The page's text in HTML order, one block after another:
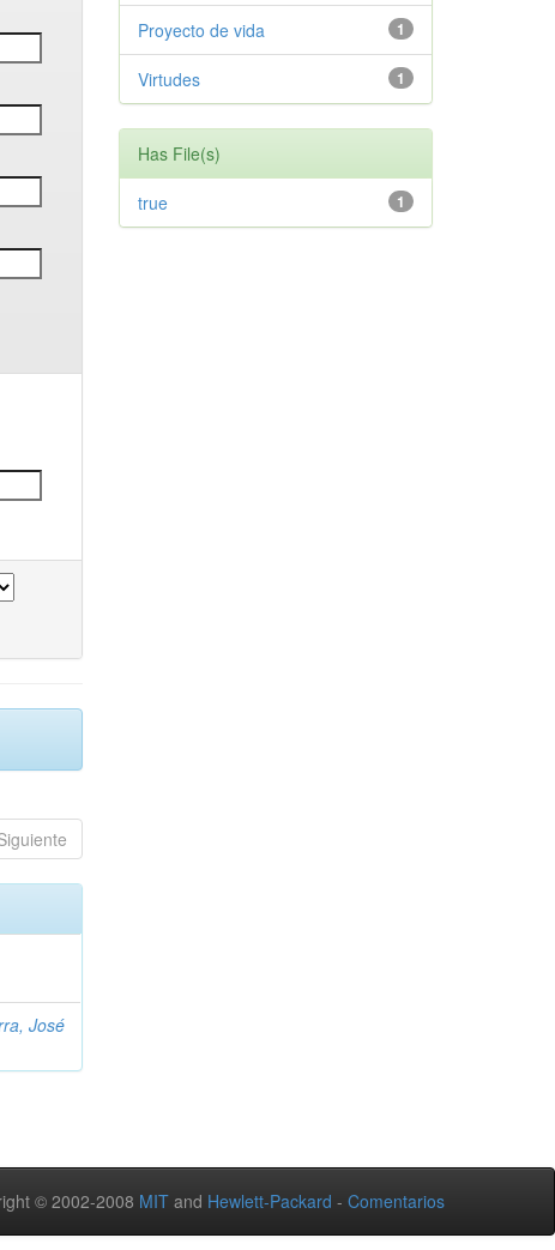
José
1
Proyecto de vida
1
Virtudes
Has File(s)
1
true
© 2002-2008 MIT and Hewlett-Packard - Comentarios